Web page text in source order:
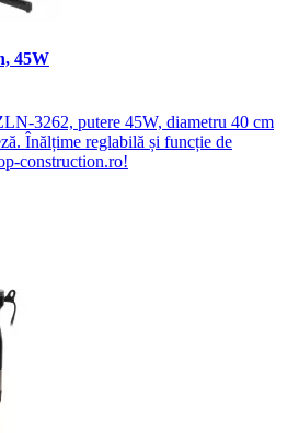
45W
3262, putere 45W, diametru 40 cm
Înălțime reglabilă și funcție de
construction.ro!